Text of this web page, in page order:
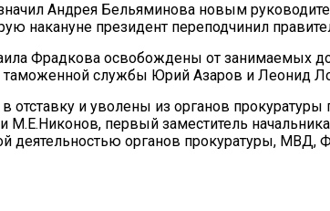
Андрея Бельяминова новым
накануне президент переподчинил
Фрадкова освобождены от занимаемых
таможенной службы Юрий Азаров и Леонид
отставку и уволены из органов
первый заместитель
деятельностью органов прокуратуры,